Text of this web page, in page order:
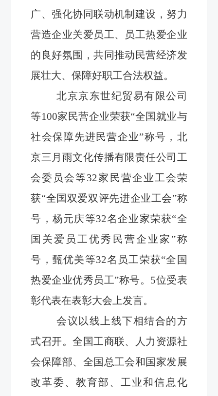
广、强化协同联动机制建设，努力
营造企业关爱员工、员工热爱企业
的良好氛围，共同推动民营经济发
展壮大、保障好职工合法权益。
北京京东世纪贸易有限公司
等100家民营企业荣获“全国就业与
社会保障先进民营企业”称号，北
京三月雨文化传播有限责任公司工
会委员会等32家民营企业工会荣
获“全国双爱双评先进企业工会”称
号，杨元庆等32名企业家荣获“全
国关爱员工优秀民营企业家”称
号，甄优美等32名员工荣获“全国
热爱企业优秀员工”称号。5位受表
彰代表在表彰大会上发言。
会议以线上线下相结合的方
式召开。全国工商联、人力资源社
会保障部、全国总工会和国家发展
改革委、教育部、工业和信息化